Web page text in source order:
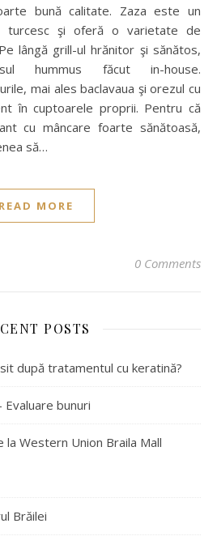
bună calitate. Zaza este un
turcesc şi oferă o varietate de
lângă grill-ul hrănitor şi sănătos,
hummus făcut in-house.
mai ales baclavaua şi orezul cu
în cuptoarele proprii. Pentru că
cu mâncare foarte sănătoasă,
să…
READ MORE
0 Comments
POSTS
după tratamentul cu keratină?
Evaluare bunuri
Western Union Braila Mall
Brăilei